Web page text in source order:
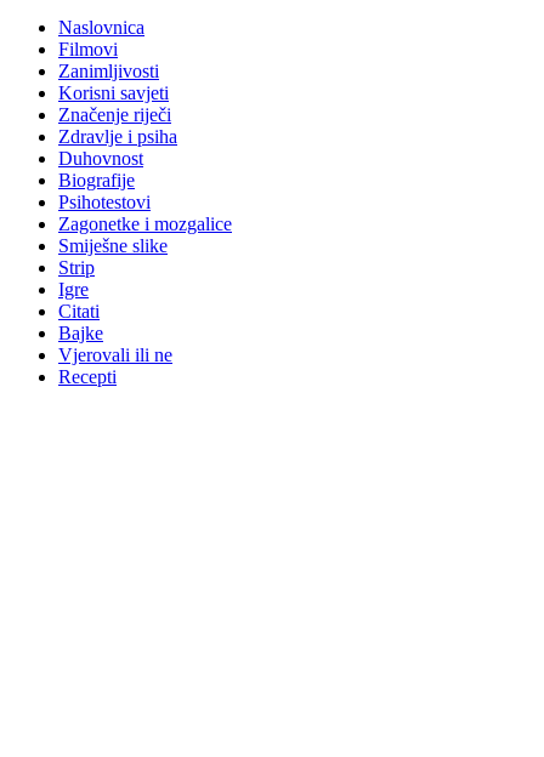
Naslovnica
Filmovi
Zanimljivosti
Korisni savjeti
Značenje riječi
Zdravlje i psiha
Duhovnost
Biografije
Psihotestovi
Zagonetke i mozgalice
Smiješne slike
Strip
Igre
Citati
Bajke
Vjerovali ili ne
Recepti